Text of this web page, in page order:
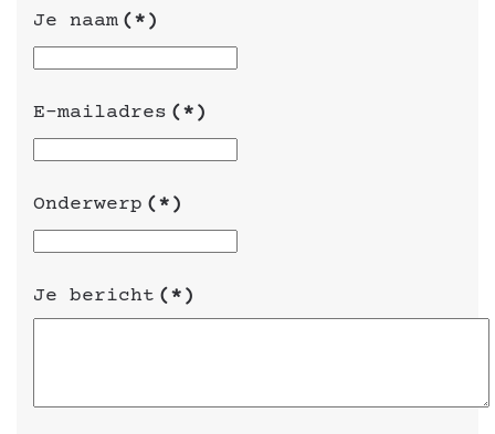
Je naam (*)
E-mailadres (*)
Onderwerp (*)
Je bericht (*)